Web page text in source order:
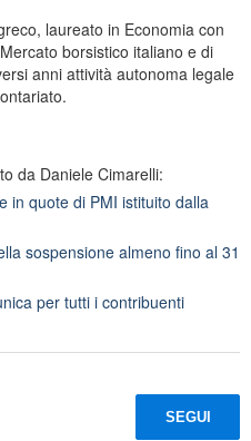
laureato in Economia con
borsistico italiano e di
anni attività autonoma legale
da Daniele Cimarelli:
in quote di PMI istituito dalla
sospensione almeno fino al 31
per tutti i contribuenti
SEGUI